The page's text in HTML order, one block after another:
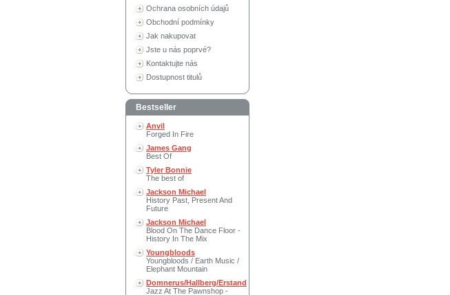
Ochrana osobních údajů
Obchodní podmínky
Jak nakupovat
Jste u nás poprvé?
Kontaktujte nás
Dostupnost titulů
Bestseller
Anvil
Forged In Fire
James Gang
Best Of
Tyler Bonnie
The best of
Jackson Michael
History Past, Present And
Future
Jackson Michael
Blood On The Dance Floor -
History In The Mix
Youngbloods
Youngbloods / Earth Music /
Elephant Mountain
Domnerus/Hallberg/Erstand
Jazz At The Pawnshop -